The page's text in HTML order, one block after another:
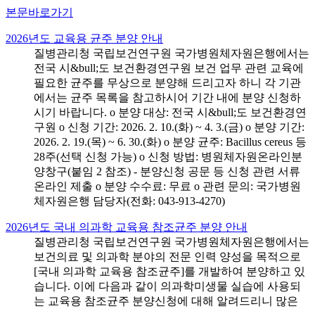
본문바로가기
2026년도 교육용 균주 분양 안내
질병관리청 국립보건연구원 국가병원체자원은행에서는
전국 시&bull;도 보건환경연구원 보건 업무 관련 교육에
필요한 균주를 무상으로 분양해 드리고자 하니 각 기관
에서는 균주 목록을 참고하시어 기간 내에 분양 신청하
시기 바랍니다. o 분양 대상: 전국 시&bull;도 보건환경연
구원 o 신청 기간: 2026. 2. 10.(화) ~ 4. 3.(금) o 분양 기간:
2026. 2. 19.(목) ~ 6. 30.(화) o 분양 균주: Bacillus cereus 등
28주(선택 신청 가능) o 신청 방법: 병원체자원온라인분
양창구(붙임 2 참조) - 분양신청 공문 등 신청 관련 서류
온라인 제출 o 분양 수수료: 무료 o 관련 문의: 국가병원
체자원은행 담당자(전화: 043-913-4270)
2026년도 국내 의과학 교육용 참조균주 분양 안내
질병관리청 국립보건연구원 국가병원체자원은행에서는
보건의료 및 의과학 분야의 전문 인력 양성을 목적으로
[국내 의과학 교육용 참조균주]를 개발하여 분양하고 있
습니다. 이에 다음과 같이 의과학미생물 실습에 사용되
는 교육용 참조균주 분양신청에 대해 알려드리니 많은